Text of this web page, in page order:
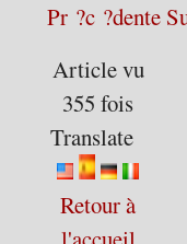
Pr ?c ?dente
Article vu
355 fois
Translate
Retour à